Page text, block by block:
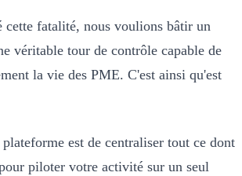
cette fatalité, nous voulions bâtir un
véritable tour de contrôle capable de
la vie des PME. C'est ainsi qu'est
est de centraliser tout ce dont
piloter votre activité sur un seul